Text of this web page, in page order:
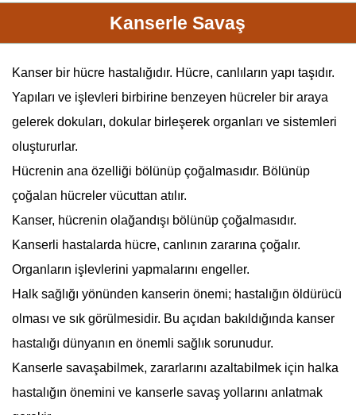
Kanserle Savaş
Kanser bir hücre hastalığıdır. Hücre, canlıların yapı taşıdır.
Yapıları ve işlevleri birbirine benzeyen hücreler bir araya
gelerek dokuları, dokular birleşerek organları ve sistemleri
oluştururlar.
Hücrenin ana özelliği bölünüp çoğalmasıdır. Bölünüp
çoğalan hücreler vücuttan atılır.
Kanser, hücrenin olağandışı bölünüp çoğalmasıdır.
Kanserli hastalarda hücre, canlının zararına çoğalır.
Organların işlevlerini yapmalarını engeller.
Halk sağlığı yönünden kanserin önemi; hastalığın öldürücü
olması ve sık görülmesidir. Bu açıdan bakıldığında kanser
hastalığı dünyanın en önemli sağlık sorunudur.
Kanserle savaşabilmek, zararlarını azaltabilmek için halka
hastalığın önemini ve kanserle savaş yollarını anlatmak